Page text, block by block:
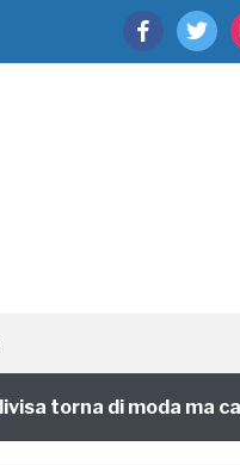
facebooktwitter
di moda ma cambia